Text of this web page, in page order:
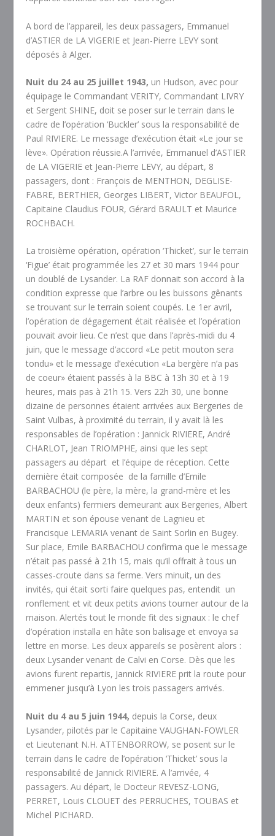
A bord de l’appareil, les deux passagers, Emmanuel
d’ASTIER de LA VIGERIE et Jean-Pierre LEVY sont
déposés à Alger.
Nuit du 24 au 25 juillet 1943, un Hudson, avec pour
équipage le Commandant VERITY, Commandant LIVRY
et Sergent SHINE, doit se poser sur le terrain dans le
cadre de l’opération ‘Buckler’ sous la responsabilité de
Paul RIVIERE. Le message d’exécution était «Le jour se
lève». Opération réussie.A l’arrivée, Emmanuel d’ASTIER
de LA VIGERIE et Jean-Pierre LEVY, au départ, 8
passagers, dont : François de MENTHON, DEGLISE-
FABRE, BERTHIER, Georges LIBERT, Victor BEAUFOL,
Capitaine Claudius FOUR, Gérard BRAULT et Maurice
ROCHBACH.
La troisième opération, opération ‘Thicket’, sur le terrain
‘Figue’ était programmée les 27 et 30 mars 1944 pour
un doublé de Lysander. La RAF donnait son accord à la
condition expresse que l’arbre ou les buissons gênants
se trouvant sur le terrain soient coupés. Le 1er avril,
l’opération de dégagement était réalisée et l’opération
pouvait avoir lieu. Ce n’est que dans l’après-midi du 4
juin, que le message d’accord «Le petit mouton sera
tondu» et le message d’exécution «La bergère n’a pas
de coeur» étaient passés à la BBC à 13h 30 et à 19
heures, mais pas à 21h 15. Vers 22h 30, une bonne
dizaine de personnes étaient arrivées aux Bergeries de
Saint Vulbas, à proximité du terrain, il y avait là les
responsables de l’opération : Jannick RIVIERE, André
CHARLOT, Jean TRIOMPHE, ainsi que les sept
passagers au départ et l’équipe de réception. Cette
dernière était composée de la famille d’Emile
BARBACHOU (le père, la mère, la grand-mère et les
deux enfants) fermiers demeurant aux Bergeries, Albert
MARTIN et son épouse venant de Lagnieu et
Francisque LEMARIA venant de Saint Sorlin en Bugey.
Sur place, Emile BARBACHOU confirma que le message
n’était pas passé à 21h 15, mais qu’il offrait à tous un
casses-croute dans sa ferme. Vers minuit, un des
invités, qui était sorti faire quelques pas, entendit un
ronflement et vit deux petits avions tourner autour de la
maison. Alertés tout le monde fit des signaux : le chef
d’opération installa en hâte son balisage et envoya sa
lettre en morse. Les deux appareils se posèrent alors :
deux Lysander venant de Calvi en Corse. Dès que les
avions furent repartis, Jannick RIVIERE prit la route pour
emmener jusqu’à Lyon les trois passagers arrivés.
Nuit du 4 au 5 juin 1944, depuis la Corse, deux
Lysander, pilotés par le Capitaine VAUGHAN-FOWLER
et Lieutenant N.H. ATTENBORROW, se posent sur le
terrain dans le cadre de l’opération ‘Thicket’ sous la
responsabilité de Jannick RIVIERE. A l’arrivée, 4
passagers. Au départ, le Docteur REVESZ-LONG,
PERRET, Louis CLOUET des PERRUCHES, TOUBAS et
Michel PICHARD.